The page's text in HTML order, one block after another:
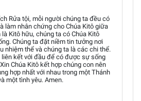
Rửa tội, mỗi người chúng ta đều có
làm nhân chứng cho Chúa Kitô giữa
Kitô hữu, chúng ta có Chúa Kitô
Chúng ta đặt niềm tin tưởng nơi
nhiệm thể và chúng ta là các chi thể.
liên kết với đầu để có được sự sống
Chúa Kitô kết hợp chúng con nên
hợp nhất với nhau trong một Thánh
một tình yêu. Amen.